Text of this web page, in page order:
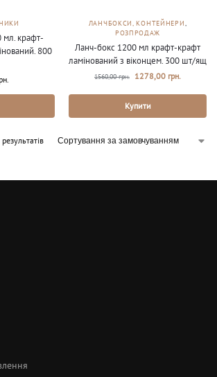
мл. крафт-
800
ЛАНЧБОКСИ, КОНТЕЙНЕРИ,
РОЗПРОДАЖ
Ланч-бокс 1200 мл крафт-крафт
ламінований з віконцем. 300 шт/ящ
1560,00грн. 1278,00 грн.
Купити